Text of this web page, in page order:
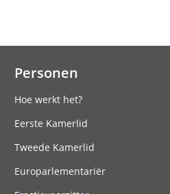
Personen
Hoe werkt het?
Eerste Kamerlid
Tweede Kamerlid
Europarlementariër